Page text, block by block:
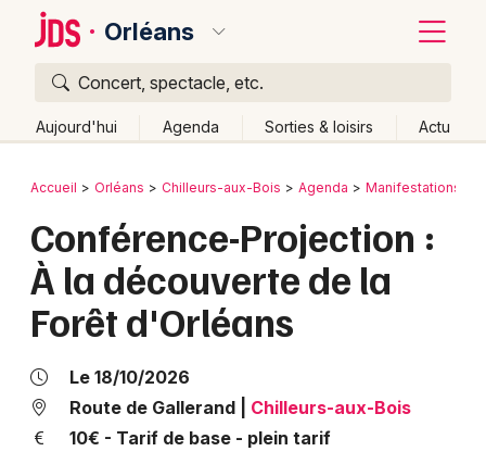
Orléans
Concert, spectacle, etc.
Aujourd'hui Agenda Sorties & loisirs Actu
Publier un événement
Grands événements
Activité & Expérience
Manifestations
Bordeaux
Colmar
Lille
Marseille
Mulhouse
Retour
Accueil Orléans Chilleurs-aux-Bois Agenda Manifestations
Conférence-Projection :
À la découverte de la
Forêt d'Orléans
Le 18/10/2026
Route de Gallerand
Chilleurs-aux-Bois
10€ - Tarif de base - plein tarif
Quoi ?
Où ?
Près de moi
Changer de lieu
Quand ?
Effacer les dates
Aujourd'hui
Demain Ce week-end